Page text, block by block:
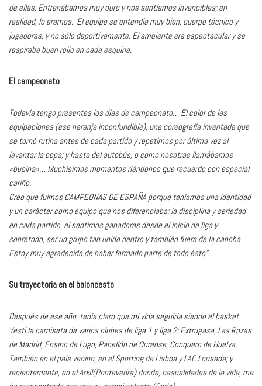
de ellas. Entrenábamos muy duro y nos sentíamos invencibles; en
realidad, lo éramos. El equipo se entendía muy bien, cuerpo técnico y
jugadoras, y no sólo deportivamente. El ambiente era espectacular y se
respiraba buen rollo en cada esquina.
El campeonato
Todavía tengo presentes los días de campeonato… El color de las
equipaciones (ese naranja inconfundible), una coreografía inventada que
se tornó rutina antes de cada partido y repetimos por última vez al
levantar la copa; y hasta del autobús, o como nosotras llamábamos
«busina»… Muchísimos momentos riéndonos que recuerdo con especial
cariño.
Creo que fuimos CAMPEONAS DE ESPAÑA porque teníamos una identidad
y un carácter como equipo que nos diferenciaba: la disciplina y seriedad
en cada partido, el sentirnos ganadoras desde el inicio de liga y
sobretodo, ser un grupo tan unido dentro y también fuera de la cancha.
Estoy muy agradecida de haber formado parte de todo ésto”.
Su trayectoria en el baloncesto
Después de ese año, tenía claro que mi vida seguiría siendo el basket.
Vestí la camiseta de varios clubes de liga 1 y liga 2: Extrugasa, Las Rozas
de Madrid, Ensino de Lugo, Pabellón de Ourense, Conquero de Huelva.
También en el país vecino, en el Sporting de Lisboa y LAC Lousada; y
recientemente, en el Arxil(Pontevedra) donde, casualidades de la vida, me